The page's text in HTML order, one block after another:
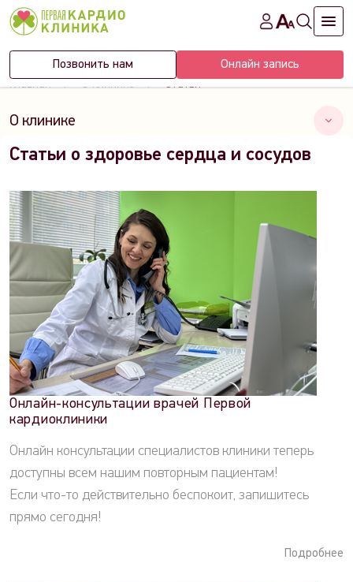
Позвонить нам
Онлайн запись
Главная
О клинике Статьи
Статьи о здоровье сердца и сосудов
Онлайн-консультации врачей Первой
кардиоклиники
Онлайн консультации специалистов клиники теперь
доступны всем нашим повторным пациентам!
Если что-то действительно беспокоит, запишитесь
прямо сегодня!
Подробнее
О клинике
Статьи
Правовая информация
Реквизиты
Партнеры
Вакансии
Акции